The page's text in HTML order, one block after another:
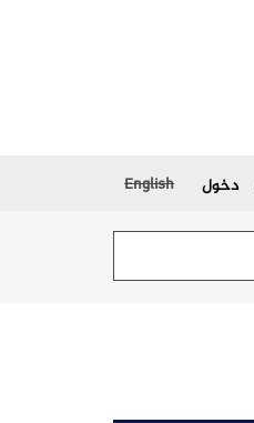
دخول English